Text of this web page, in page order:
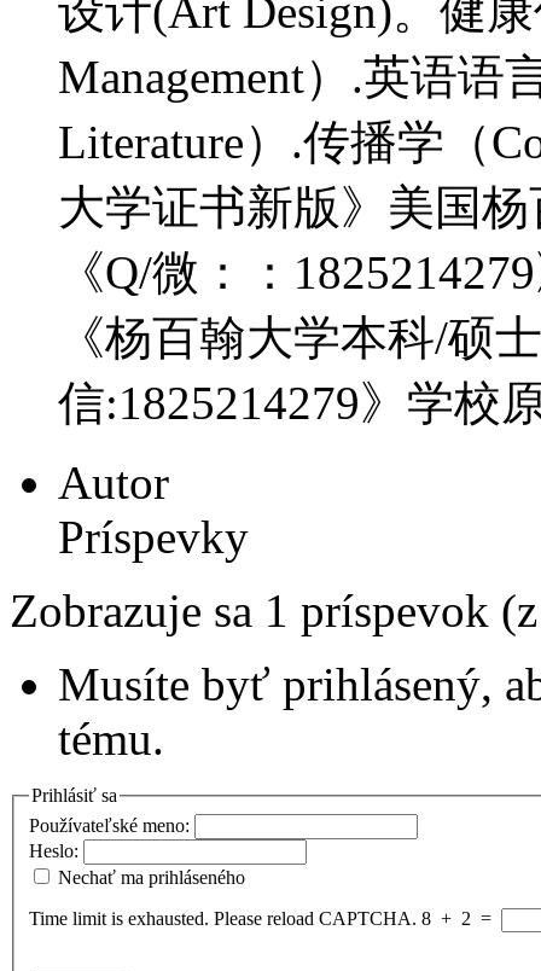
设计(Art Design)。健
Management）.英语语
Literature）.传播学（
大学证书新版》美国
《Q/微：：
《杨百翰大学本科/硕
信:1825214279》学校
Autor
Príspevky
Zobrazuje sa 1 príspevok
Musíte byť prihlásený,
tému.
Prihlásiť sa
Používateľské meno:
Heslo:
Nechať ma prihláseného
Time limit is exhausted. Please reload CAPTCHA. 8 + 2 =